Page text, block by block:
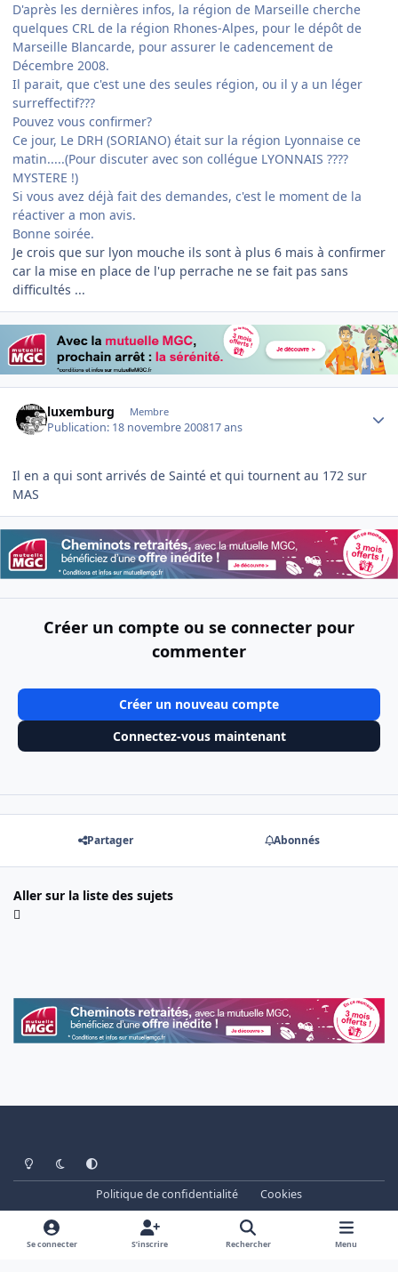
D'après les dernières infos, la région de Marseille cherche
quelques CRL de la région Rhones-Alpes, pour le dépôt de
Marseille Blancarde, pour assurer le cadencement de
Décembre 2008.
Il parait, que c'est une des seules région, ou il y a un léger
surreffectif???
Pouvez vous confirmer?
Ce jour, Le DRH (SORIANO) était sur la région Lyonnaise ce
matin.....(Pour discuter avec son collégue LYONNAIS ????
MYSTERE !)
Si vous avez déjà fait des demandes, c'est le moment de la
réactiver a mon avis.
Bonne soirée.
Je crois que sur lyon mouche ils sont à plus 6 mais à confirmer
car la mise en place de l'up perrache ne se fait pas sans
difficultés ...
luxemburg Membre
Publication: 18 novembre 200817 ans
Il en a qui sont arrivés de Sainté et qui tournent au 172 sur
MAS
Créer un compte ou se connecter pour
commenter
Créer un nouveau compte
Connectez-vous maintenant
Partager Abonnés
Aller sur la liste des sujets
Light ModeDark ModeSystem Preference
Politique de confidentialité
Cookies
www.cheminots.net - Forum Libre depuis 2003
Powered by
Invision Community
Se connecter S’inscrire Rechercher Menu